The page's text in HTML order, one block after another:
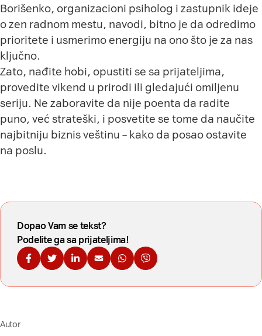
Borišenko, organizacioni psiholog i zastupnik ideje
o zen radnom mestu, navodi, bitno je da odredimo
prioritete i usmerimo energiju na ono što je za nas
ključno.
Zato, nađite hobi, opustiti se sa prijateljima,
provedite vikend u prirodi ili gledajući omiljenu
seriju. Ne zaboravite da nije poenta da radite
puno, već strateški, i posvetite se tome da naučite
najbitniju biznis veštinu – kako da posao ostavite
na poslu.
Dopao Vam se tekst?
Podelite ga sa prijateljima!
Podelite na Fejsbuku
Podelite na Tviteru
Podelite na Linkdinu
Podelite na imejl
Podelite na WhatsApp
Podelite na Viberu
Autor